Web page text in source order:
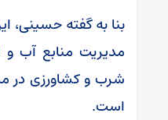
بنا به گفته حسینی،
مدیریت منابع آب
شرب و کشاورزی در
است.